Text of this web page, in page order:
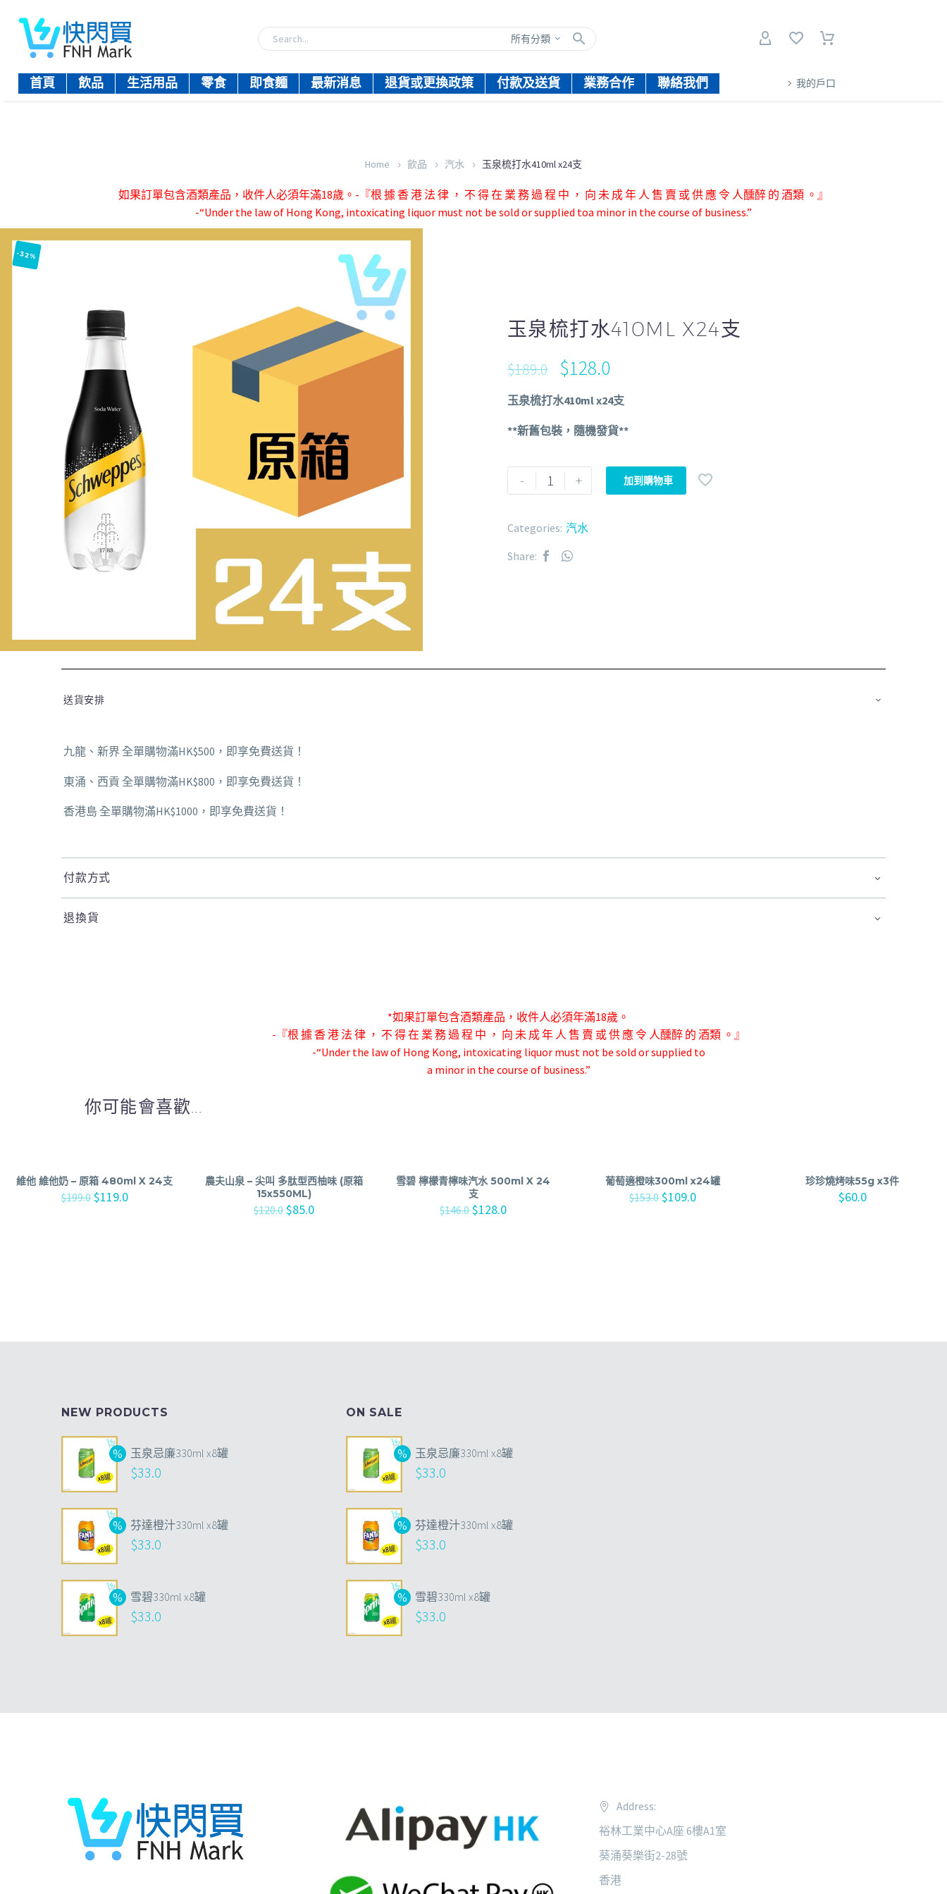
所有分類
首頁 飲品 生活用品 零食 即食麵 最新消息 退貨或更換政策 付款及送貨 業務合作 聯絡我們 我的戶口
Home 飲品 汽水 玉泉梳打水410ml x24支
如果訂單包含酒類產品，收件人必須年滿18歲。-『根 據 香 港 法 律 ， 不 得 在 業 務 過 程 中 ， 向 未 成 年 人 售 賣 或 供 應 令 人醺醉 的 酒類 。』
-“Under the law of Hong Kong, intoxicating liquor must not be sold or supplied toa minor in the course of business.”
-32%
玉泉梳打水410ML X24支
$189.0 $128.0
玉泉梳打水410ml x24支
**新舊包裝，隨機發貨**
- + 加到購物車
Categories: 汽水
Share:
送貨安排
九龍、新界 全單購物滿HK$500，即享免費送貨！
東涌、西貢 全單購物滿HK$800，即享免費送貨！
香港島 全單購物滿HK$1000，即享免費送貨！
付款方式
退換貨
*如果訂單包含酒類產品，收件人必須年滿18歲。
-『根 據 香 港 法 律 ， 不 得 在 業 務 過 程 中 ， 向 未 成 年 人 售 賣 或 供 應 令 人醺醉 的 酒類 。』
-“Under the law of Hong Kong, intoxicating liquor must not be sold or supplied to
a minor in the course of business.”
你可能會喜歡...
維他 維他奶 – 原箱 480ml X 24支
$199.0 $119.0
農夫山泉 – 尖叫 多肽型西柚味 (原箱
15x550ML)
$120.0 $85.0
雪碧 檸檬青檸味汽水 500ml X 24
支
$146.0 $128.0
葡萄適橙味300ml x24罐
$153.0 $109.0
珍珍燒烤味55g x3件
$60.0
NEW PRODUCTS
玉泉忌廉330ml x8罐
$33.0
芬達橙汁330ml x8罐
$33.0
雪碧330ml x8罐
$33.0
ON SALE
玉泉忌廉330ml x8罐
$33.0
芬達橙汁330ml x8罐
$33.0
雪碧330ml x8罐
$33.0
Address:
裕林工業中心A座 6樓A1室
葵涌葵樂街2-28號
香港